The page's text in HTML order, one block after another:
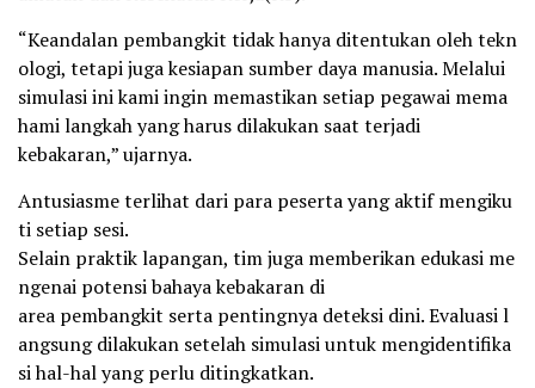
“Keandalan pembangkit tidak hanya ditentukan oleh tekn
ologi, tetapi juga kesiapan sumber daya manusia. Melalui
simulasi ini kami ingin memastikan setiap pegawai mema
hami langkah yang harus dilakukan saat terjadi
kebakaran,” ujarnya.
Antusiasme terlihat dari para peserta yang aktif mengiku
ti setiap sesi.
Selain praktik lapangan, tim juga memberikan edukasi me
ngenai potensi bahaya kebakaran di
area pembangkit serta pentingnya deteksi dini. Evaluasi l
angsung dilakukan setelah simulasi untuk mengidentifika
si hal-hal yang perlu ditingkatkan.